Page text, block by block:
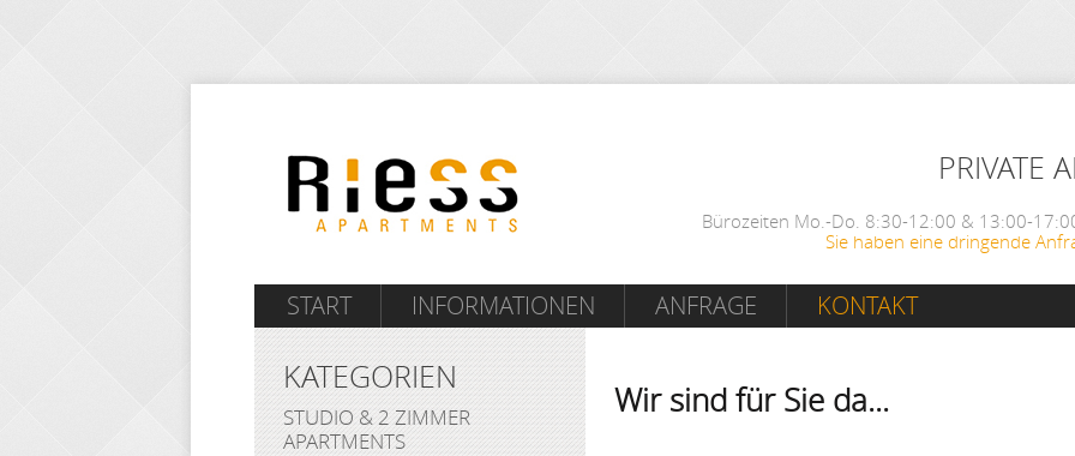
PRIVATE
Bürozeiten Mo.-Do. 8:30-12:00 & 13:00-
Sie haben eine dringende
START INFORMATIONEN ANFRAGE KONTAKT
Wir sind für Sie da...
KATEGORIEN
STUDIO & 2 ZIMMER
APARTMENTS